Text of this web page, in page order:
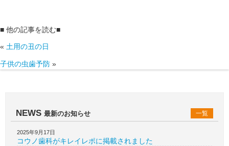
■ 他の記事を読む■
« 土用の丑の日
子供の虫歯予防 »
NEWS 最新のお知らせ 一覧
2025年9月17日
コウノ歯科がキレイレポに掲載されました